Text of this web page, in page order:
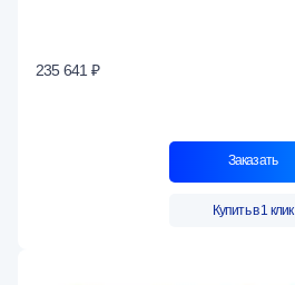
235 641 ₽
Заказать
Купить в 1 клик